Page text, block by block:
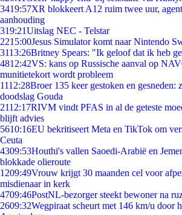
3419:57XR blokkeert A12 ruim twee uur,
aanhouding
319:21Uitslag NEC - Telstar
2215:00Jesus Simulator komt naar Nintendo
3113:26Britney Spears: "Ik geloof dat ik heb
4812:42VS: kans op Russische aanval op
munitietekort wordt probleem
1112:28Broer 135 keer gestoken en gesneden:
doodslag Gouda
2112:17RIVM vindt PFAS in al de geteste
blijft advies
5610:16EU bekritiseert Meta en TikTok om
Ceuta
4309:53Houthi's vallen Saoedi-Arabië en
blokkade olieroute
1209:49Vrouw krijgt 30 maanden cel voor
misdienaar in kerk
4709:46PostNL-bezorger steekt bewoner na
2609:32Wegpiraat scheurt met 146 km/u door